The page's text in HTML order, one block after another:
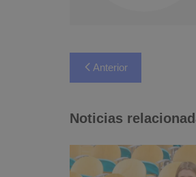
Navegación
de
entradas
Anterior
Noticias